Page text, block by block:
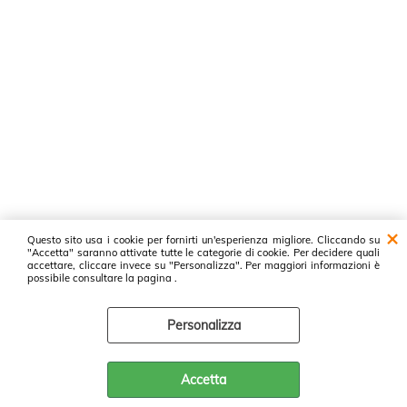
Questo sito usa i cookie per fornirti un'esperienza migliore. Cliccando su
"Accetta" saranno attivate tutte le categorie di cookie. Per decidere quali
accettare, cliccare invece su "Personalizza". Per maggiori informazioni è
possibile consultare la pagina .
Personalizza
Accetta